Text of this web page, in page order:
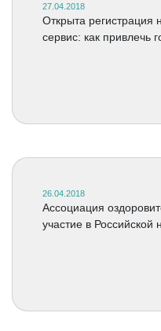
27.04.2018
Открыта регистрация
сервис: как привлечь
26.04.2018
Ассоциация
участие в Российской